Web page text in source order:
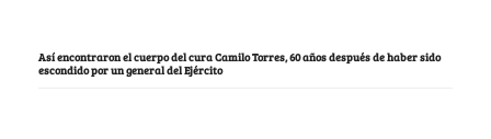
Así encontraron el cuerpo del cura Camilo Torres, 60 años después de haber sido
escondido por un general del Ejército